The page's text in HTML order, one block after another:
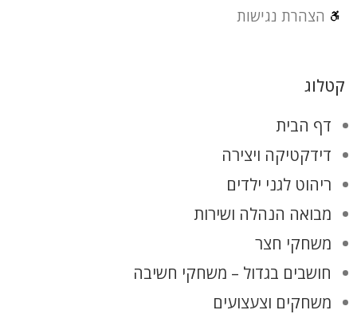
הצהרת נגישות
קטלוג
דף הבית
דידקטיקה ויצירה
ריהוט לגני ילדים
מבואה הנהלה ושירות
משחקי חצר
חושבים בגדול – משחקי חשיבה
משחקים וצעצועים